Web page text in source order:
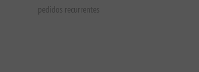
pedidos recurrentes